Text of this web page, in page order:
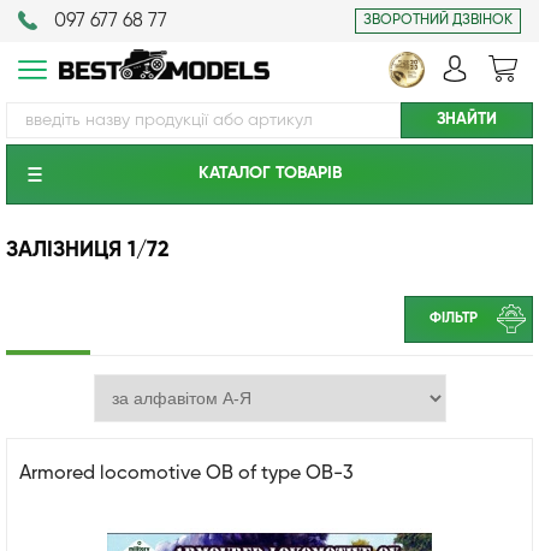
097 677 68 77 ЗВОРОТНИЙ ДЗВІНОК
КАТАЛОГ ТОВАРIВ
ЗАЛІЗНИЦЯ 1/72
ФІЛЬТР
Armored locomotive OB of type OB-3